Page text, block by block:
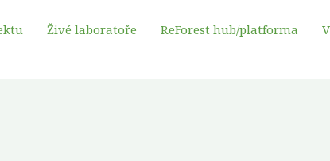
Živé laboratoře ReForest hub/platforma